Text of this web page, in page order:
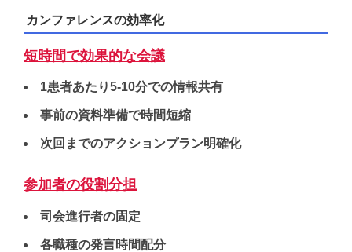
カンファレンスの効率化
短時間で効果的な会議
1患者あたり5-10分での情報共有
事前の資料準備で時間短縮
次回までのアクションプラン明確化
参加者の役割分担
司会進行者の固定
各職種の発言時間配分